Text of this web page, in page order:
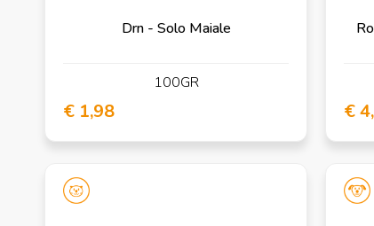
Drn - Solo Maiale
100GR
€ 1,98 €